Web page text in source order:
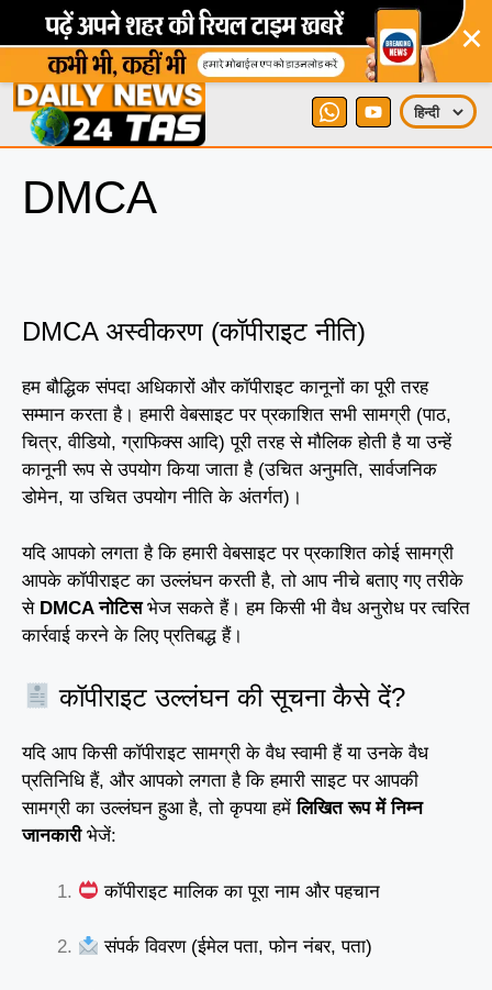
×
DMCA
DMCA अस्वीकरण (कॉपीराइट नीति)
हम बौद्धिक संपदा अधिकारों और कॉपीराइट कानूनों का पूरी तरह
सम्मान करता है। हमारी वेबसाइट पर प्रकाशित सभी सामग्री (पाठ,
चित्र, वीडियो, ग्राफिक्स आदि) पूरी तरह से मौलिक होती है या उन्हें
कानूनी रूप से उपयोग किया जाता है (उचित अनुमति, सार्वजनिक
डोमेन, या उचित उपयोग नीति के अंतर्गत)।
यदि आपको लगता है कि हमारी वेबसाइट पर प्रकाशित कोई सामग्री
आपके कॉपीराइट का उल्लंघन करती है, तो आप नीचे बताए गए तरीके
से DMCA नोटिसभेज सकते हैं। हम किसी भी वैध अनुरोध पर त्वरित
कार्रवाई करने के लिए प्रतिबद्ध हैं।
कॉपीराइट उल्लंघन की सूचना कैसे दें?
यदि आप किसी कॉपीराइट सामग्री के वैध स्वामी हैं या उनके वैध
प्रतिनिधि हैं, और आपको लगता है कि हमारी साइट पर आपकी
सामग्री का उल्लंघन हुआ है, तो कृपया हमेंलिखित रूप में निम्न
जानकारीभेजें:
कॉपीराइट मालिक का पूरा नाम और पहचान
संपर्क विवरण (ईमेल पता, फोन नंबर, पता)